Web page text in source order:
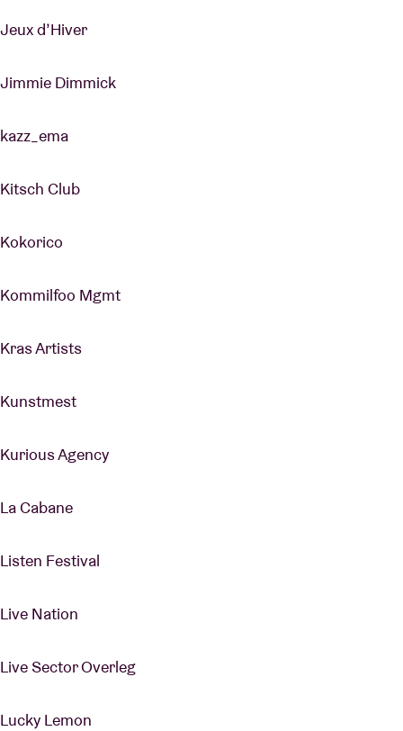
Jeux d’Hiver
Jimmie Dimmick
kazz_ema
Kitsch Club
Kokorico
Kommilfoo Mgmt
Kras Artists
Kunstmest
Kurious Agency
La Cabane
Listen Festival
Live Nation
Live Sector Overleg
Lucky Lemon